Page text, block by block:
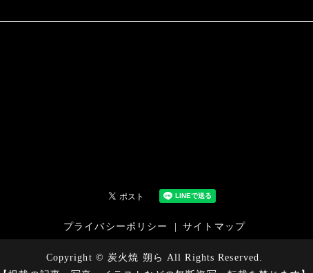
プライバシーポリシー サイトマップ
Copyright © 炭火焼 朔ら All Rights Reserved.